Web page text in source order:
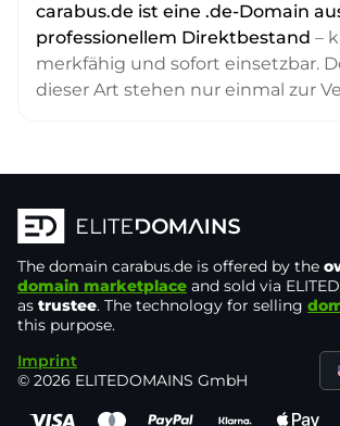
carabus.de ist eine .de-Domain
professionellem Direktbestand –
merkfähig und sofort einsetzbar.
dieser Art stehen nur einmal zur
The domain carabus.de is offered by the
domain marketplace and sold via
as trustee. The technology for selling
this purpose.
Imprint
© 2026 ELITEDOMAINS GmbH